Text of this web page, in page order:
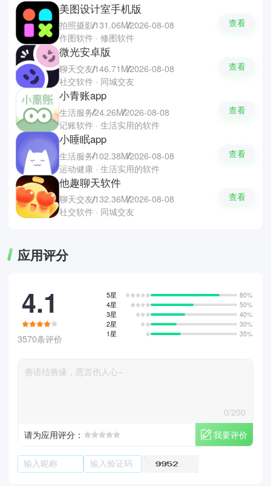
美图设计室手机版
拍照摄影131.06M2026-08-08
作图软件 · 修图软件
查看
微光安卓版
聊天交友146.71M2026-08-08
社交软件 · 同城交友
查看
小青账app
生活服务24.26M2026-08-08
记账软件 · 生活实用的软件
查看
小睡眠app
生活服务102.38M2026-08-08
运动健康 · 生活实用的软件
查看
他趣聊天软件
聊天交友132.36M2026-08-08
社交软件 · 同城交友
查看
应用评分
4.1
3570条评价
5星
80%
4星
50%
3星
40%
2星
30%
1星
35%
0/200
请为应用评分：
我要评价